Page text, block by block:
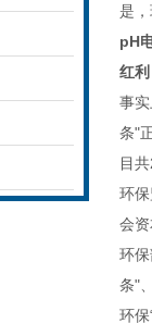
是
pH
红
事
条"
目
环
会
环
条"
环